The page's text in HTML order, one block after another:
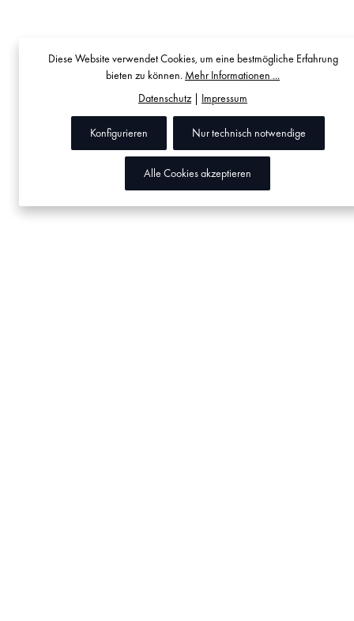
Diese Website verwendet Cookies, um eine bestmögliche Erfahrung
bieten zu können. Mehr Informationen ...
Datenschutz| Impressum
Nur technisch notwendige
Konfigurieren
Alle Cookies akzeptieren